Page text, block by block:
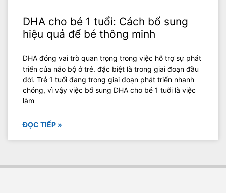
DHA cho bé 1 tuổi: Cách bổ sung
hiệu quả để bé thông minh
DHA đóng vai trò quan trọng trong việc hỗ trợ sự phát
triển của não bộ ở trẻ. đặc biệt là trong giai đoạn đầu
đời. Trẻ 1 tuổi đang trong giai đoạn phát triển nhanh
chóng, vì vậy việc bổ sung DHA cho bé 1 tuổi là việc
làm
ĐỌC TIẾP »